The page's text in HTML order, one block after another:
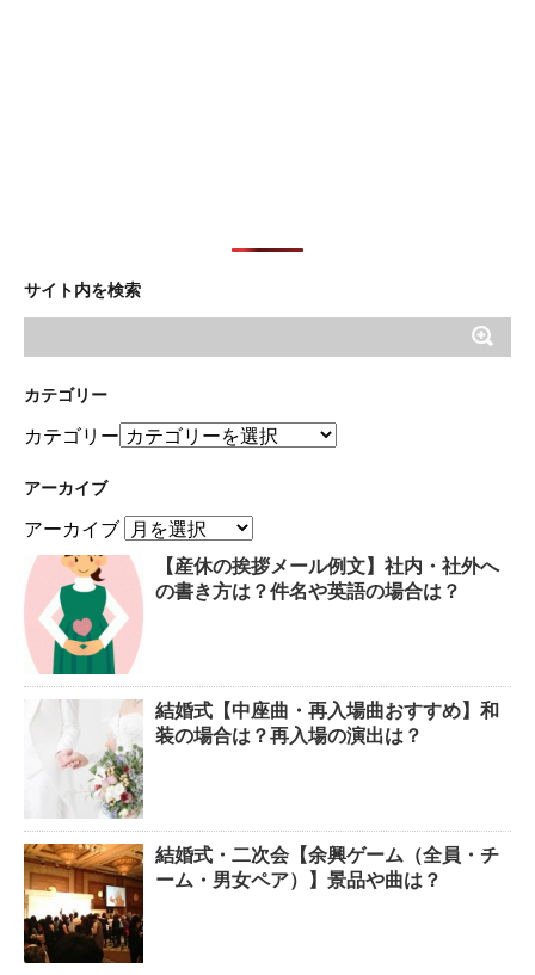
サイト内を検索
カテゴリー
カテゴリー
アーカイブ
アーカイブ
【産休の挨拶メール例文】社内・社外へ
の書き方は？件名や英語の場合は？
結婚式【中座曲・再入場曲おすすめ】和
装の場合は？再入場の演出は？
結婚式・二次会【余興ゲーム（全員・チ
ーム・男女ペア）】景品や曲は？